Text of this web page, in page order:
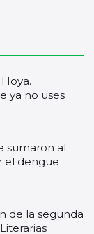
ya no uses
sumaron al
el dengue
de la segunda